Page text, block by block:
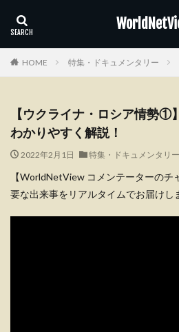
HOME 特集・ドキュメンタリー
【ウクライナ・ロシア情勢①
わかりやすく解説！
2022年2月1日 特集・ドキュメンタリー
【WorldNetView コメンテーターのチ
要な出来事をリアルタイムでお届けし